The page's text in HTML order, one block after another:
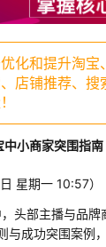
化和提升淘
店铺推荐、
小商家突围指南
星期一 10:57）
头部主播与品牌
与成功突围案例